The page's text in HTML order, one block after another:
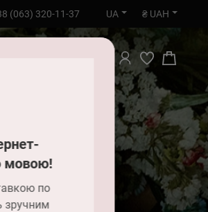
мовою!
по
зручним
(063) 320-11-37 UA ₴ UAH